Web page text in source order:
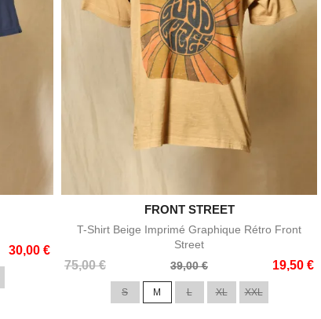
30,00 €
Aperçu rapide
FRONT STREET
T-Shirt Beige Imprimé Graphique Rétro Front
Street
75,00 €
Prix
39,00 € 19,50 €
Prix
S M L XL XXL